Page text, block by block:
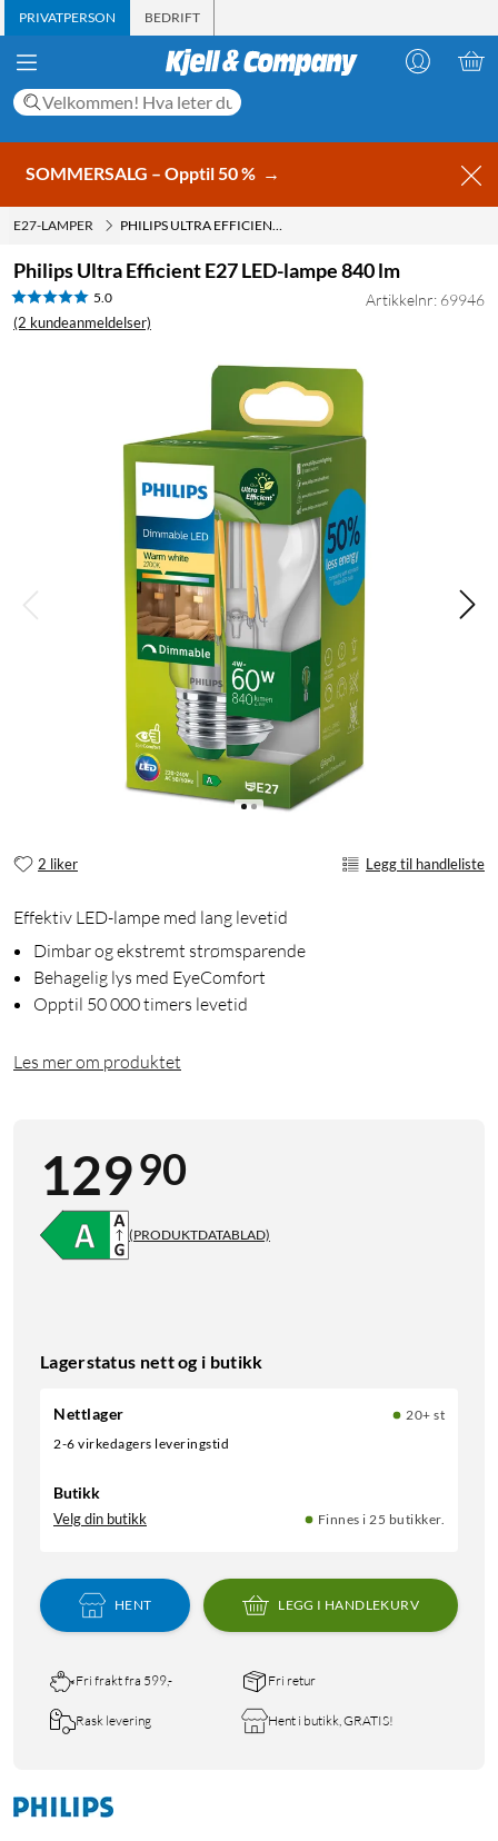
PRIVATPERSON BEDRIFT
SOMMERSALG – Opptil 50 % →
E27-LAMPER PHILIPS ULTRA EFFICIENT E27 LED-LAMPE 840 LM
Philips Ultra Efficient E27 LED-lampe 840 lm
5.0
(2 kundeanmeldelser)
Artikkelnr: 69946
2 liker Legg til handleliste
Effektiv LED-lampe med lang levetid
Dimbar og ekstremt strømsparende
Behagelig lys med EyeComfort
Opptil 50 000 timers levetid
Les mer om produktet
12990
(PRODUKTDATABLAD)
Lagerstatus nett og i butikk
Nettlager
20+ st
2-6 virkedagers leveringstid
Butikk
Velg din butikk Finnes i 25 butikker.
HENT LEGG I HANDLEKURV
Fri frakt fra 599,- Fri retur
Rask levering Hent i butikk, GRATIS!